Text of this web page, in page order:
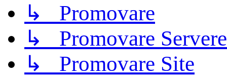
↳ Promovare
↳ Promovare Servere
↳ Promovare Site